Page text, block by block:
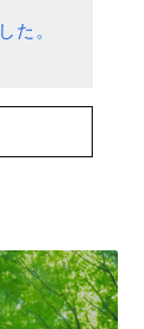
た。